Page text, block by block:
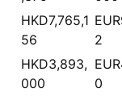
HKD7,765,1
56
2
HKD3,893,
000
0